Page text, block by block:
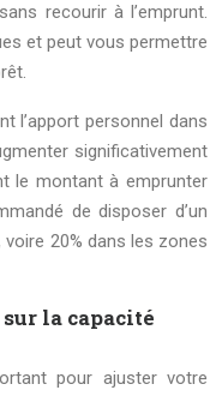
recourir à l’emprunt.
et peut vous permettre
l’apport personnel dans
significativement
le montant à emprunter
de disposer d’un
voire 20% dans les zones
la capacité
pour ajuster votre